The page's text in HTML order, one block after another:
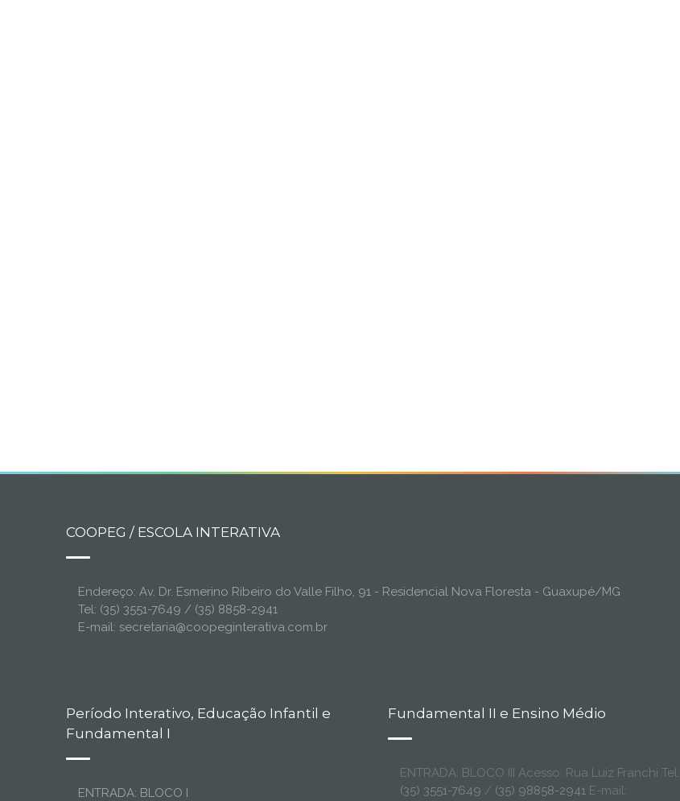
COOPEG / ESCOLA INTERATIVA
Endereço: Av. Dr. Esmerino Ribeiro do Valle Filho, 91 - Residencial Nova Floresta - Guaxupé/MG
Tel: (35) 3551-7649 / (35) 8858-2941
E-mail: secretaria@coopeginterativa.com.br
Período Interativo, Educação Infantil e
Fundamental I
ENTRADA: BLOCO I
Fundamental II e Ensino Médio
ENTRADA: BLOCO III Acesso: Rua Luiz Franchi Tel:
(35) 3551-7649 / (35) 98858-2941E-mail: